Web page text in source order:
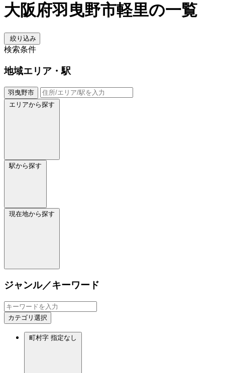
大阪府羽曳野市軽里の一覧
絞り込み
検索条件
地域エリア・駅
羽曳野市
エリアから探す
駅から探す
現在地から探す
ジャンル／キーワード
カテゴリ選択
町村字 指定なし